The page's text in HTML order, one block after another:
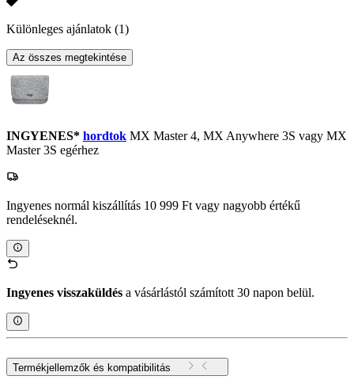
Különleges ajánlatok (1)
Az összes megtekintése
INGYENES* hordtok MX Master 4, MX Anywhere 3S vagy MX
Master 3S egérhez
Ingyenes normál kiszállítás 10 999 Ft vagy nagyobb értékű
rendeléseknél.
Ingyenes visszaküldés a vásárlástól számított 30 napon belül.
Termékjellemzők és kompatibilitás